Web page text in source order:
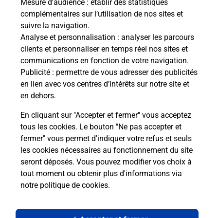
Mesure d’audience : établir des statistiques
complémentaires sur l’utilisation de nos sites et
suivre la navigation.
Analyse et personnalisation : analyser les parcours
clients et personnaliser en temps réel nos sites et
communications en fonction de votre navigation.
Publicité : permettre de vous adresser des publicités
en lien avec vos centres d’intérêts sur notre site et
en dehors.
En cliquant sur "Accepter et fermer" vous acceptez
tous les cookies. Le bouton "Ne pas accepter et
fermer" vous permet d'indiquer votre refus et seuls
les cookies nécessaires au fonctionnement du site
seront déposés. Vous pouvez modifier vos choix à
tout moment ou obtenir plus d'informations via
notre politique de cookies.
Boîte aux lettres La Poste
Prochaine collecte du courrierlundià 08h30
30 Rue Principale
39290 Champagney
Le lien s'ouvre dans un nouvel onglet
Localiser Liste Boîtes aux lettres Jura Champagney